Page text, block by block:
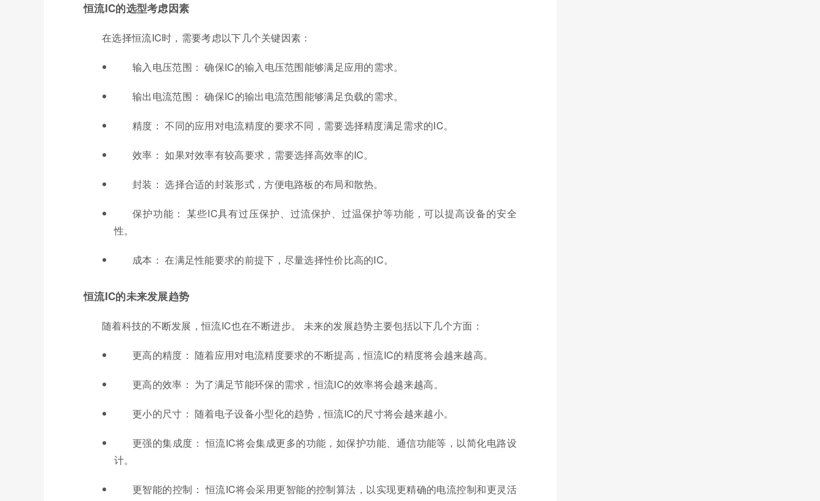
恒流IC的选型考虑因素
在选择恒流IC时，需要考虑以下几个关键因素：
输入电压范围： 确保IC的输入电压范围能够满足应用的需求。
输出电流范围： 确保IC的输出电流范围能够满足负载的需求。
精度： 不同的应用对电流精度的要求不同，需要选择精度满足需求的IC。
效率： 如果对效率有较高要求，需要选择高效率的IC。
封装： 选择合适的封装形式，方便电路板的布局和散热。
保护功能： 某些IC具有过压保护、过流保护、过温保护等功能，可以提高设备的安全
性。
成本： 在满足性能要求的前提下，尽量选择性价比高的IC。
恒流IC的未来发展趋势
随着科技的不断发展，恒流IC也在不断进步。 未来的发展趋势主要包括以下几个方面：
更高的精度： 随着应用对电流精度要求的不断提高，恒流IC的精度将会越来越高。
更高的效率： 为了满足节能环保的需求，恒流IC的效率将会越来越高。
更小的尺寸： 随着电子设备小型化的趋势，恒流IC的尺寸将会越来越小。
更强的集成度： 恒流IC将会集成更多的功能，如保护功能、通信功能等，以简化电路设
计。
更智能的控制： 恒流IC将会采用更智能的控制算法，以实现更精确的电流控制和更灵活